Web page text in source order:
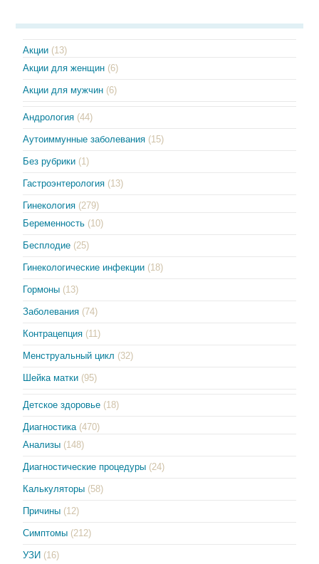
Акции (13)
Акции для женщин (6)
Акции для мужчин (6)
Андрология (44)
Аутоиммунные заболевания (15)
Без рубрики (1)
Гастроэнтерология (13)
Гинекология (279)
Беременность (10)
Бесплодие (25)
Гинекологические инфекции (18)
Гормоны (13)
Заболевания (74)
Контрацепция (11)
Менструальный цикл (32)
Шейка матки (95)
Детское здоровье (18)
Диагностика (470)
Анализы (148)
Диагностические процедуры (24)
Калькуляторы (58)
Причины (12)
Симптомы (212)
УЗИ (16)